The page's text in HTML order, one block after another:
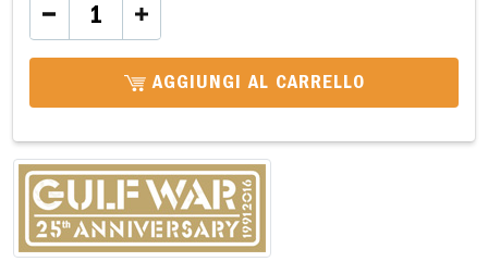
AGGIUNGI AL CARRELLO